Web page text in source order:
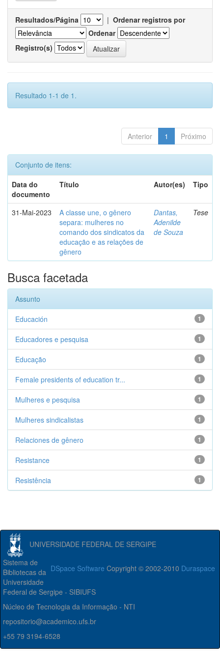
Resultados/Página | Ordenar registros por
Ordenar
Registro(s)
Resultado 1-1 de 1.
Anterior 1 Próximo
Conjunto de itens:
Data do
documento
Título Autor(es) Tipo
31-Mai-2023
A classe une, o gênero
separa: mulheres no
comando dos sindicatos da
educação e as relações de
gênero
Dantas,
Adenilde
de Souza
Tese
Busca facetada
Assunto
1
Educación
1
Educadores e pesquisa
1
Educação
1
Female presidents of education tr...
1
Mulheres e pesquisa
1
Mulheres sindicalistas
1
Relaciones de gênero
1
Resistance
1
Resistência
UNIVERSIDADE FEDERAL DE SERGIPE
DSpace Software Copyright © 2002-2010 Duraspace
Sistema de
Bibliotecas da
Universidade
Federal de Sergipe - SIBIUFS
Núcleo de Tecnologia da Informação - NTI
repositorio@academico.ufs.br
+55 79 3194-6528